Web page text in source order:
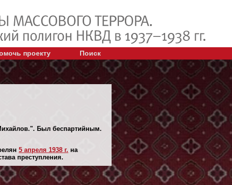
проекту Поиск
Был беспартийным.
5 апреля 1938 г. на
преступления.